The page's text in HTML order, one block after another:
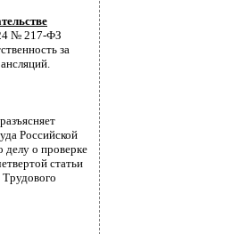
№ 217-ФЗ
за
Российской
о проверке
статьи
Трудового